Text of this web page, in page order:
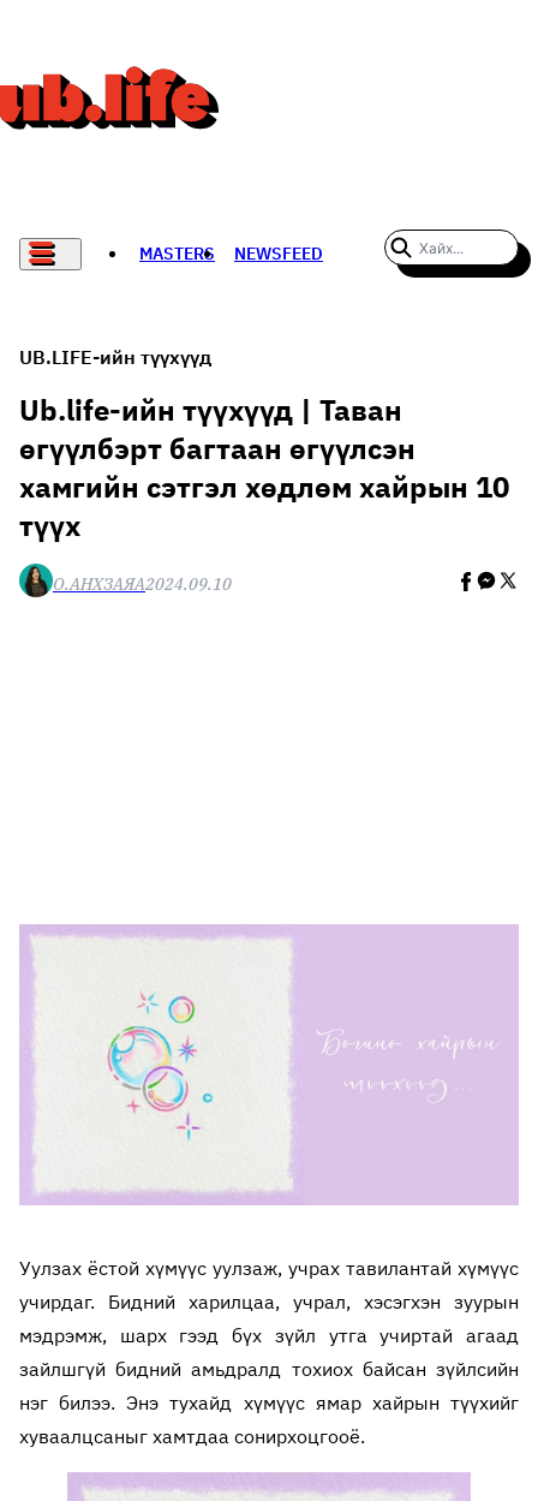
MASTERS NEWSFEED
THE NEW YORK TIMES
НАДАД НЭГ САНАЛ БАЙНА
UB.LIFE-ийн түүхүүд
Ub.life-ийн түүхүүд | Таван
өгүүлбэрт багтаан өгүүлсэн
хамгийн сэтгэл хөдлөм хайрын 10
түүх
О.АНХЗАЯА2024.09.10
Уулзах ёстой хүмүүс уулзаж, учрах тавилантай хүмүүс
учирдаг. Бидний харилцаа, учрал, хэсэгхэн зуурын
мэдрэмж, шарх гээд бүх зүйл утга учиртай агаад
зайлшгүй бидний амьдралд тохиох байсан зүйлсийн
нэг билээ. Энэ тухайд хүмүүс ямар хайрын түүхийг
хуваалцсаныг хамтдаа сонирхоцгооё.